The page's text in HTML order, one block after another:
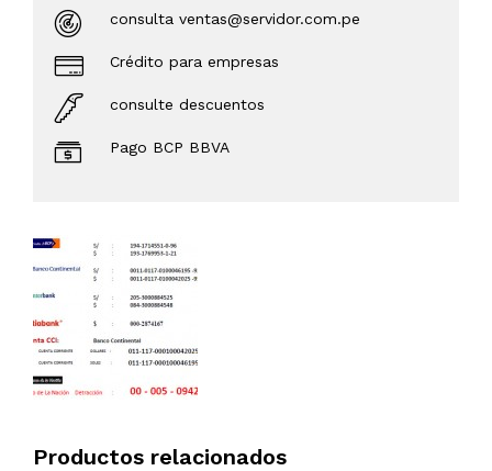
consulta ventas@servidor.com.pe
Crédito para empresas
consulte descuentos
Pago BCP BBVA
Productos relacionados